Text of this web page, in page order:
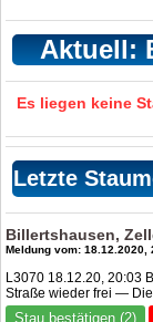
Aktuell:
Es liegen keine
Letzte
Billertshausen,
Meldung vom: 18.12.2020,
L3070 18.12.20, 20:03
Straße wieder frei —
Stau bestätigen (2)